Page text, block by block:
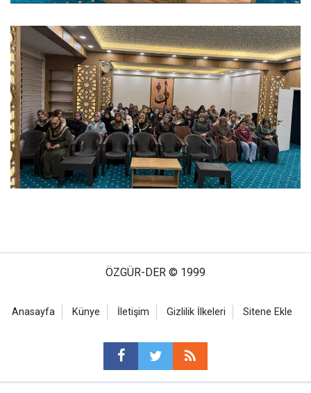
ÖZGÜR-DER © 1999
Anasayfa Künye İletişim Gizlilik İlkeleri Sitene Ekle